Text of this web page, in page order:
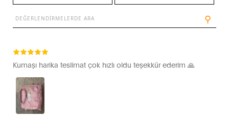
⚲
Kumaşı harika teslimat çok hızlı oldu teşekkür ederim 🙏